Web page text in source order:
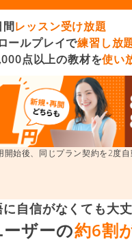
間レッスン受け放題
ールプレイで練習し放
点以上の教材を使い
始後、同じプラン契約を2度自
自信がなくても大
ザーの約6割